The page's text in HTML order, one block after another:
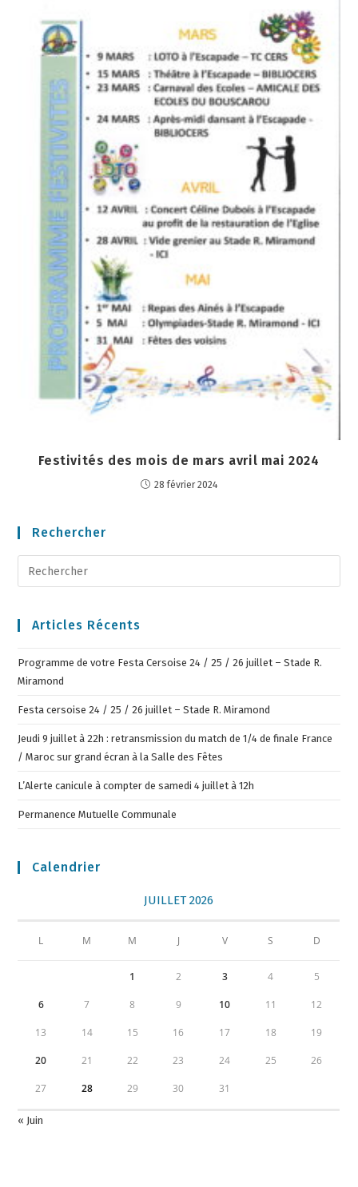
Festivités des mois de mars avril mai 2024
28 février 2024
Rechercher
Articles Récents
Programme de votre Festa Cersoise 24 / 25 / 26 juillet – Stade R.
Miramond
Festa cersoise 24 / 25 / 26 juillet – Stade R. Miramond
Jeudi 9 juillet à 22h : retransmission du match de 1/4 de finale France
/ Maroc sur grand écran à la Salle des Fêtes
L’Alerte canicule à compter de samedi 4 juillet à 12h
Permanence Mutuelle Communale
Calendrier
JUILLET 2026
L M M J V S D
1 2 3 4 5
6 7 8 9 10 11 12
13 14 15 16 17 18 19
20 21 22 23 24 25 26
27 28 29 30 31
« Juin